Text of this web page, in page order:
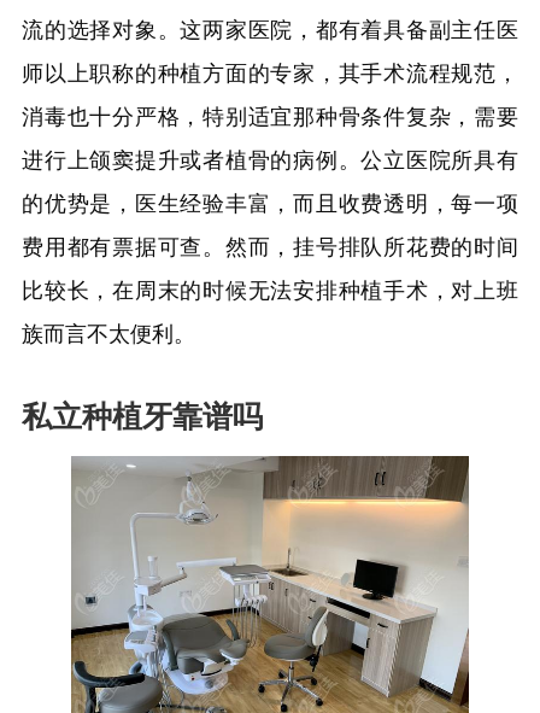
流的选择对象。这两家医院，都有着具备副主任医
师以上职称的种植方面的专家，其手术流程规范，
消毒也十分严格，特别适宜那种骨条件复杂，需要
进行上颌窦提升或者植骨的病例。公立医院所具有
的优势是，医生经验丰富，而且收费透明，每一项
费用都有票据可查。然而，挂号排队所花费的时间
比较长，在周末的时候无法安排种植手术，对上班
族而言不太便利。
私立种植牙靠谱吗